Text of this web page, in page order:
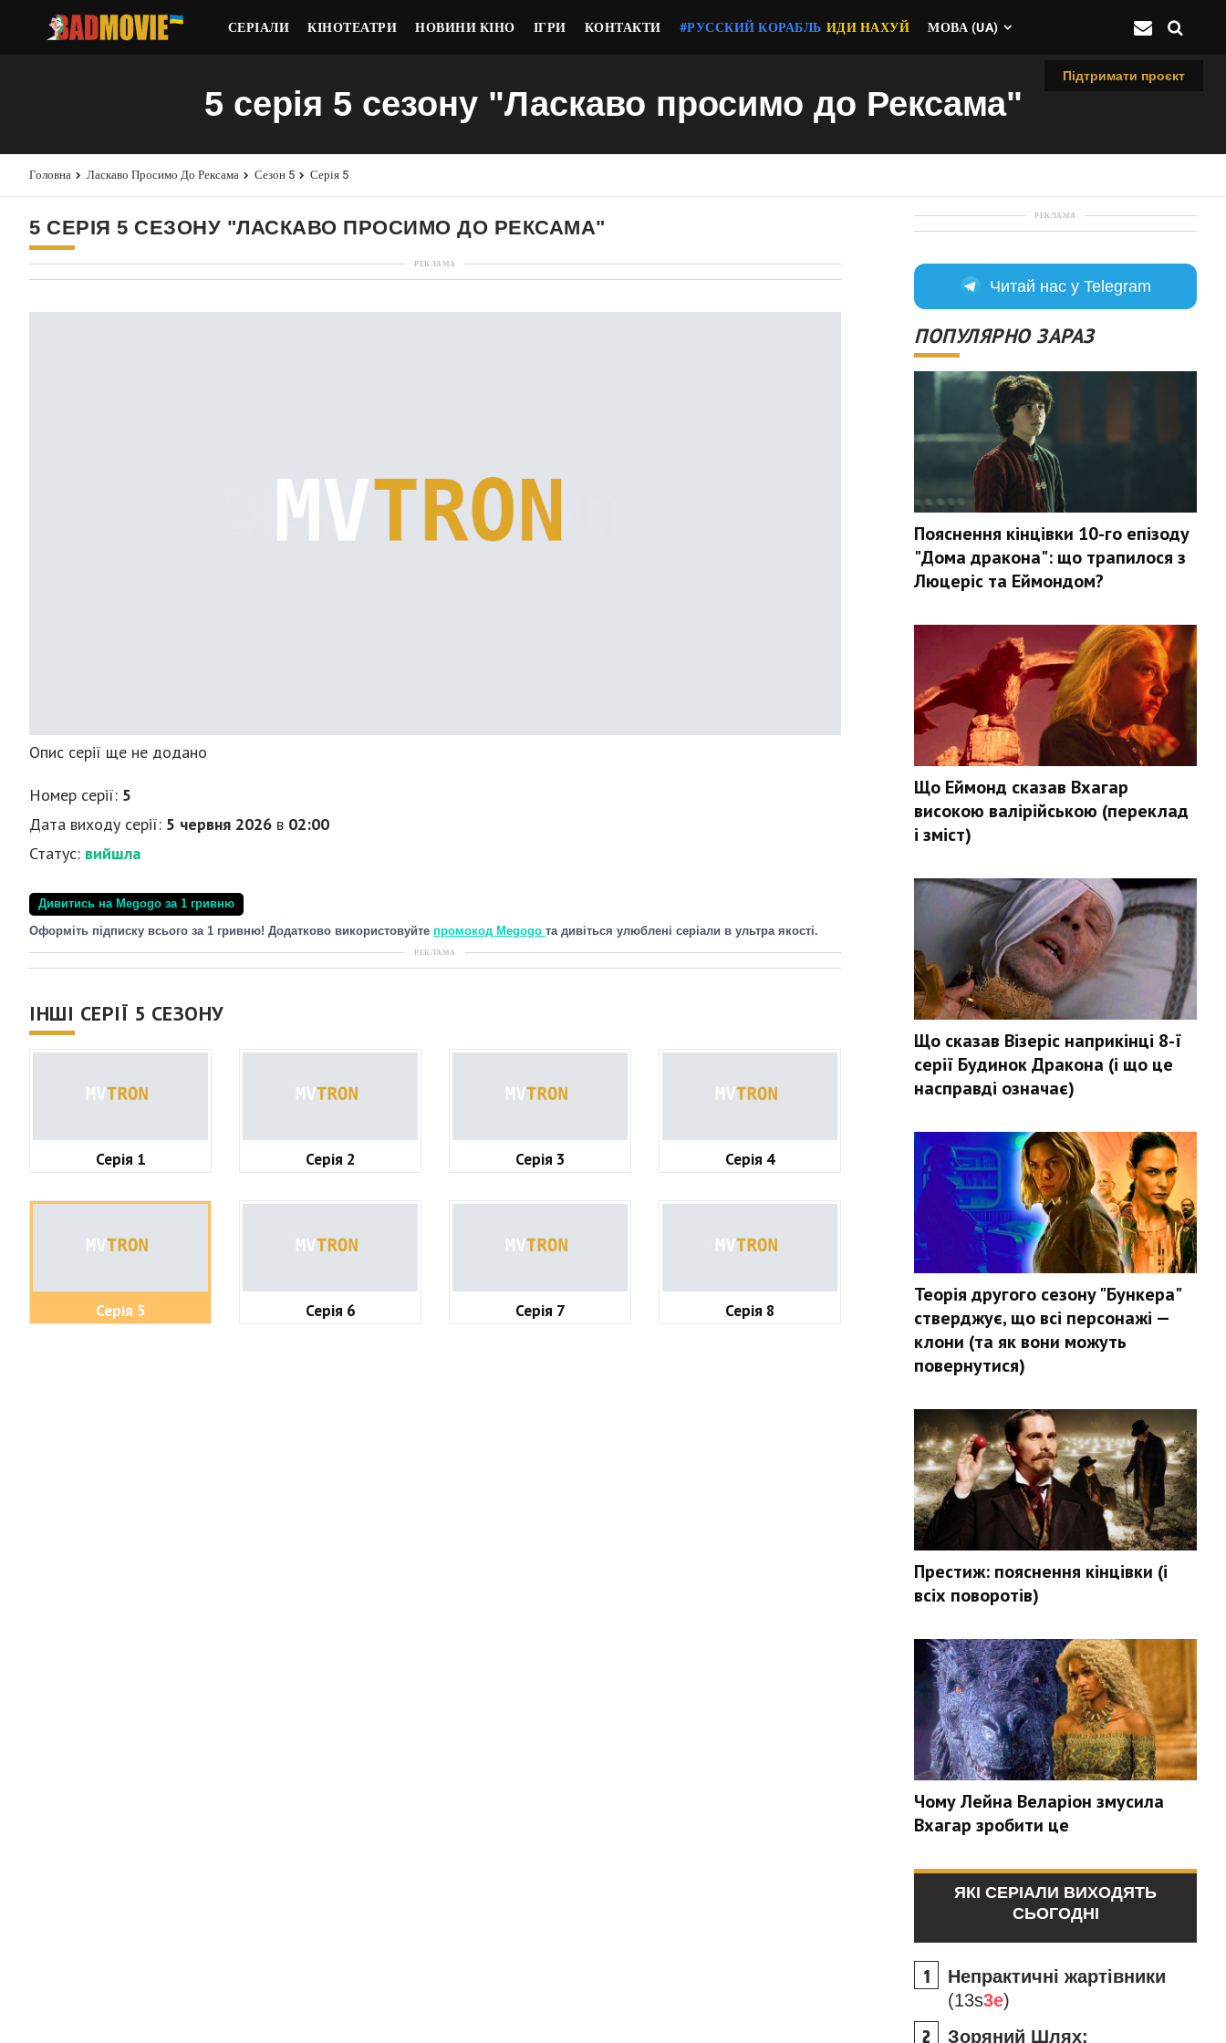
СЕРІАЛИ КІНОТЕАТРИ НОВИНИ КІНО ІГРИ КОНТАКТИ #РУССКИЙ КОРАБЛЬ ИДИ НАХУЙ МОВА (UA)
Підтримати проєкт
5 серія 5 сезону "Ласкаво просимо до Рексама"
Головна Ласкаво Просимо До Рексама Сезон 5 Серія 5
5 СЕРІЯ 5 СЕЗОНУ "ЛАСКАВО ПРОСИМО ДО РЕКСАМА"
РЕКЛАМА
Опис серії ще не додано
Номер серії: 5
Дата виходу серії: 5 червня 2026 в 02:00
Статус: вийшла
Дивитись на Megogo за 1 гривню
Оформіть підписку всього за 1 гривню! Додатково використовуйте промокод Megogo та дивіться улюблені серіали в ультра якості.
РЕКЛАМА
ІНШІ СЕРІЇ 5 СЕЗОНУ
Серія 1 Серія 2 Серія 3 Серія 4
Серія 5 Серія 6 Серія 7 Серія 8
РЕКЛАМА
Читай нас у Telegram
ПОПУЛЯРНО ЗАРАЗ
Пояснення кінцівки 10-го епізоду
"Дома дракона": що трапилося з
Люцеріс та Еймондом?
Що Еймонд сказав Вхагар
високою валірійською (переклад
і зміст)
Що сказав Візеріс наприкінці 8-ї
серії Будинок Дракона (і що це
насправді означає)
Теорія другого сезону "Бункера"
стверджує, що всі персонажі —
клони (та як вони можуть
повернутися)
Престиж: пояснення кінцівки (і
всіх поворотів)
Чому Лейна Веларіон змусила
Вхагар зробити це
ЯКІ СЕРІАЛИ ВИХОДЯТЬ
СЬОГОДНІ
Непрактичні жартівники
(13s3e)
Зоряний Шлях: